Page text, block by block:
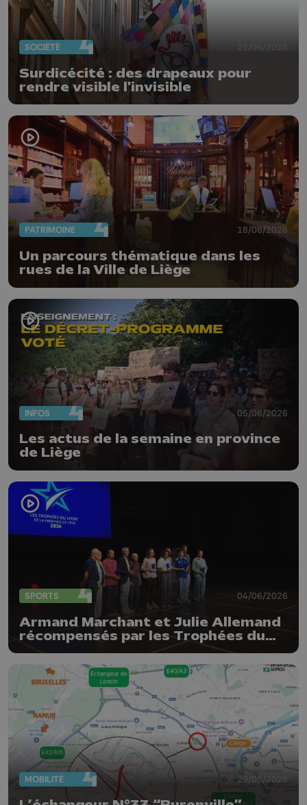
SOCIÉTÉ 29/06/2026
Surdicécité : des drapeaux pour
rendre visible l'invisible
PATRIMOINE 18/06/2026
Un parcours thématique dans les
rues de la Ville de Liège
INFOS 05/06/2026
Les actus de la semaine en province
de Liège
SPORTS 04/06/2026
Armand Marchant et Julie Allemand
récompensés par les Trophées du
sport de la Province de Liège
MOBILITÉ 29/05/2026